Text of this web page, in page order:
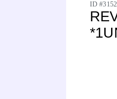
ID #